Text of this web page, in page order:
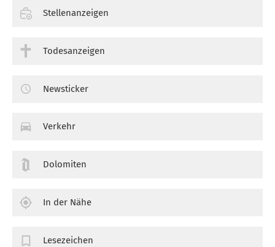
Stellenanzeigen
Todesanzeigen
Newsticker
Verkehr
Dolomiten
In der Nähe
Lesezeichen